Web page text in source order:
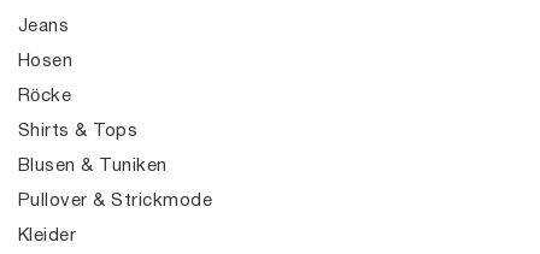
Jeans
Hosen
Röcke
Shirts & Tops
Blusen & Tuniken
Pullover & Strickmode
Kleider